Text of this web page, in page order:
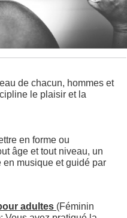
de chacun, hommes et
le plaisir et la
en forme ou
âge et tout niveau, un
musique et guidé par
adultes (Féminin